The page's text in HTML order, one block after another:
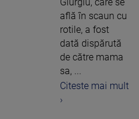
Giurgiu, care se
află în scaun cu
rotile, a fost
dată dispărută
de către mama
sa, ...
Citeste mai mult
›